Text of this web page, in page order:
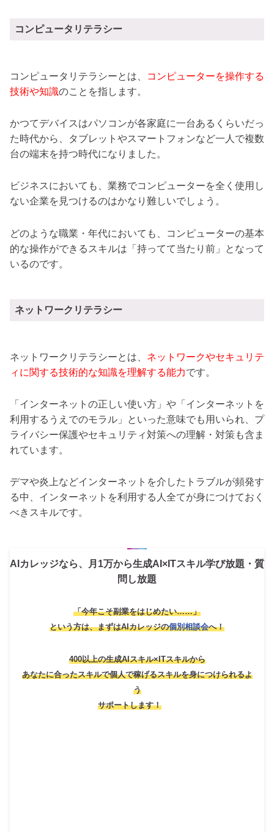
コンピュータリテラシー
コンピュータリテラシーとは、
コンピューターを操作する
技術や知識のことを指します。
かつてデバイスはパソコンが各家庭に一台あるくらいだっ
た時代から、タブレットやスマートフォンなど一人で複数
台の端末を持つ時代になりました。
ビジネスにおいても、業務でコンピューターを全く使用し
ない企業を見つけるのはかなり難しいでしょう。
どのような職業・年代においても、コンピューターの基本
的な操作ができるスキルは「持ってて当たり前」となって
いるのです。
ネットワークリテラシー
ネットワークリテラシーとは、 ネットワークやセキュリテ
ィに関する技術的な知識を理解する能力です。
「インターネットの正しい使い方」や「インターネットを
利用するうえでのモラル」といった意味でも用いられ、プ
ライバシー保護やセキュリティ対策への理解・対策も含ま
れています。
デマや炎上などインターネットを介したトラブルが頻発す
る中、インターネットを利用する人全てが身につけておく
べきスキルです。
AIカレッジなら、月1万から生成AI×ITスキル学び放題・質
問し放題
「今年こそ副業をはじめたい……」
という方は、まずはAIカレッジの個別相談会へ！
400以上の生成AIスキル×ITスキルから
あなたに合ったスキルで個人で稼げるスキルを身につけられるよ
う
サポートします！